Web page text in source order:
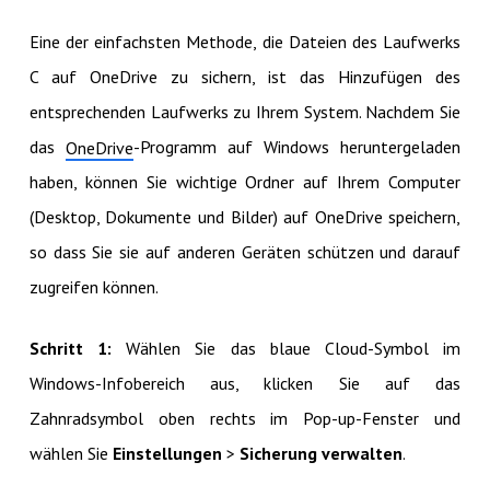
Eine der einfachsten Methode, die Dateien des Laufwerks
C auf OneDrive zu sichern, ist das Hinzufügen des
entsprechenden Laufwerks zu Ihrem System. Nachdem Sie
das OneDrive-Programm auf Windows heruntergeladen
haben, können Sie wichtige Ordner auf Ihrem Computer
(Desktop, Dokumente und Bilder) auf OneDrive speichern,
so dass Sie sie auf anderen Geräten schützen und darauf
zugreifen können.
Schritt 1:Wählen Sie das blaue Cloud-Symbol im
Windows-Infobereich aus, klicken Sie auf das
Zahnradsymbol oben rechts im Pop-up-Fenster und
wählen Sie Einstellungen > Sicherung verwalten.